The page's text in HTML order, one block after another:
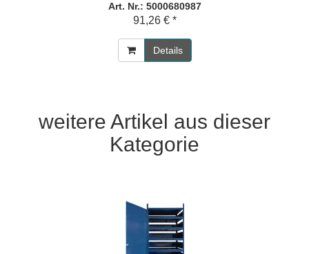
Art. Nr.: 5000680987
91,26 € *
Details
weitere Artikel aus dieser
Kategorie